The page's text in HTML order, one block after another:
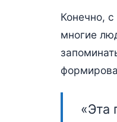
Конечно,
многие
«Эта